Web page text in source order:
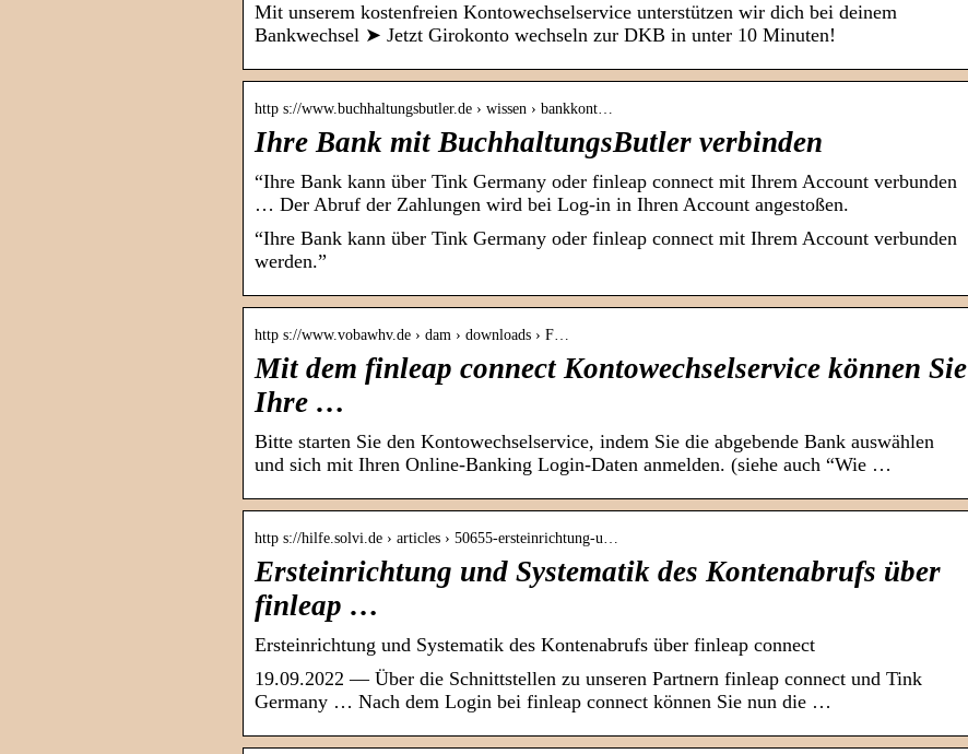
Mit unserem kostenfreien Kontowechselservice unterstützen wir dich bei deinem
Bankwechsel ➤ Jetzt Girokonto wechseln zur DKB in unter 10 Minuten!
http s://www.buchhaltungsbutler.de › wissen › bankkont…
Ihre Bank mit BuchhaltungsButler verbinden
“Ihre Bank kann über Tink Germany oder finleap connect mit Ihrem Account verbunden
… Der Abruf der Zahlungen wird bei Log-in in Ihren Account angestoßen.
“Ihre Bank kann über Tink Germany oder finleap connect mit Ihrem Account verbunden
werden.”
http s://www.vobawhv.de › dam › downloads › F…
Mit dem finleap connect Kontowechselservice können Sie
Ihre …
Bitte starten Sie den Kontowechselservice, indem Sie die abgebende Bank auswählen
und sich mit Ihren Online-Banking Login-Daten anmelden. (siehe auch “Wie …
http s://hilfe.solvi.de › articles › 50655-ersteinrichtung-u…
Ersteinrichtung und Systematik des Kontenabrufs über
finleap …
Ersteinrichtung und Systematik des Kontenabrufs über finleap connect
19.09.2022 — Über die Schnittstellen zu unseren Partnern finleap connect und Tink
Germany … Nach dem Login bei finleap connect können Sie nun die …